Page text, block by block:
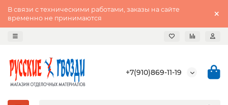
В связи с техническими работами, заказы на сайте
временно не принимаются
+7(910)869-11-19